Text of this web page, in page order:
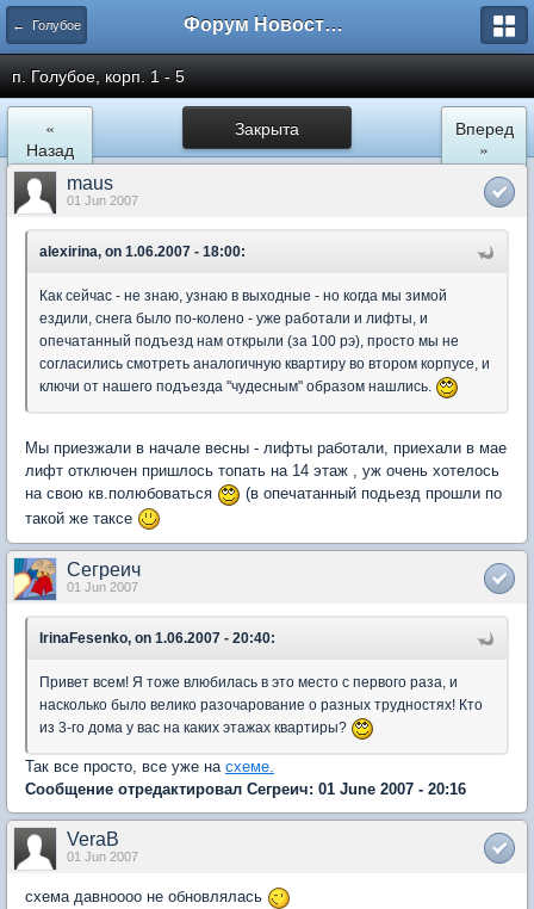
← Голубое Форум Новостройки
п. Голубое, корп. 1 - 5
Закрыта
«
Назад
Вперед
»
maus
01 Jun 2007
alexirina, on 1.06.2007 - 18:00:
Как сейчас - не знаю, узнаю в выходные - но когда мы зимой
ездили, снега было по-колено - уже работали и лифты, и
опечатанный подъезд нам открыли (за 100 рэ), просто мы не
согласились смотреть аналогичную квартиру во втором корпусе, и
ключи от нашего подъезда "чудесным" образом нашлись.
Мы приезжали в начале весны - лифты работали, приехали в мае
лифт отключен пришлось топать на 14 этаж , уж очень хотелось
на свою кв.полюбоваться
(в опечатанный подьезд прошли по
такой же таксе
Сегреич
01 Jun 2007
IrinaFesenko, on 1.06.2007 - 20:40:
Привет всем! Я тоже влюбилась в это место с первого раза, и
насколько было велико разочарование о разных трудностях! Кто
из 3-го дома у вас на каких этажах квартиры?
Так все просто, все уже на схеме.
Сообщение отредактировал Сегреич: 01 June 2007 - 20:16
VeraB
01 Jun 2007
схема давноооо не обновлялась